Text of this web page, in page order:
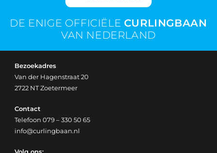
DE ENIGE OFFICIËLE CURLINGBAAN
VAN NEDERLAND
Bezoekadres
Van der Hagenstraat 20
2722 NT Zoetermeer
Contact
Telefoon 079 – 330 50 65
info@curlingbaan.nl